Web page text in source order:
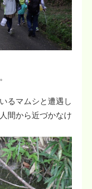
るマムシと遭遇し
間から近づかなけ